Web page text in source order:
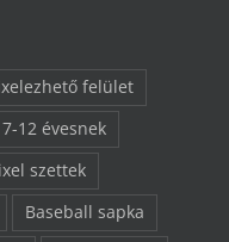
felület
7-12 évesnek
szettek
Baseball sapka